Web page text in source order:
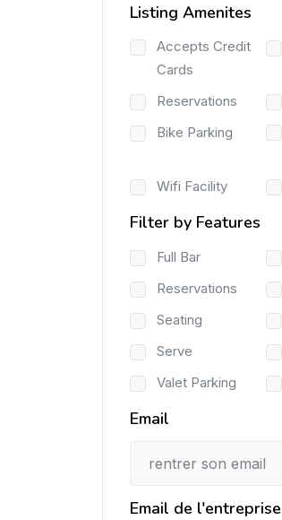
Listing Amenites
Accepts Credit
Cards
Reservations
Bike Parking
Wifi Facility
Filter by Features
Full Bar
Reservations
Seating
Serve
Valet Parking
Email
Email de l'entreprise